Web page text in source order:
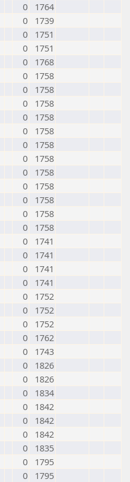
0
1764
0
1739
0
1751
0
1751
0
1768
0
1758
0
1758
0
1758
0
1758
0
1758
0
1758
0
1758
0
1758
0
1758
0
1758
0
1758
0
1758
0
1741
0
1741
0
1741
0
1741
0
1752
0
1752
0
1752
0
1762
0
1743
0
1826
0
1826
0
1834
0
1842
0
1842
0
1842
0
1835
0
1795
0 1795